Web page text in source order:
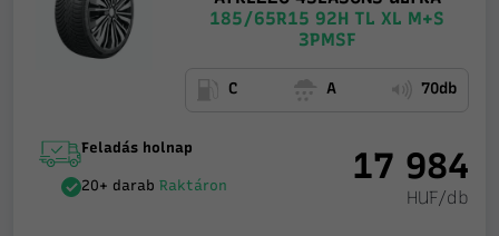
185/65R15 92H TL XL M+S
3PMSF
C A 70db
Feladás holnap
20+ darabRaktáron 17 984
HUF/db